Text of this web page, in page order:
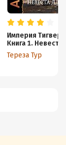
Империя
Книга 1. Невеста
бастарда
Тереза Тур